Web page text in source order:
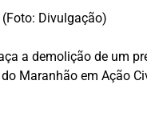
Divulgação)
a demolição de um
Maranhão em Ação